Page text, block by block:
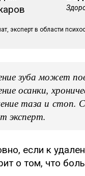
эксперт в области
зуба может
осанки,
таза и стоп.
эксперт.
если к
о том, что